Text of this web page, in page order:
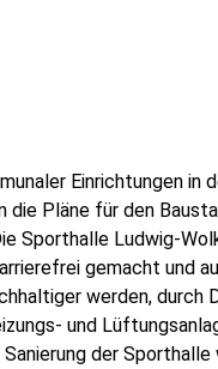
Einrichtungen in
die Pläne für den
Sporthalle Ludwig-
gemacht und
werden, durch
und
der